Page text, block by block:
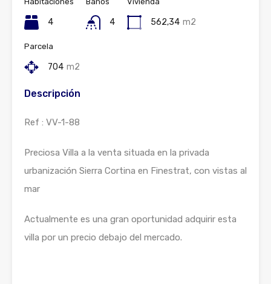
4 4 562,34 m2
Parcela
704 m2
Descripción
Ref : VV-1-88
Preciosa Villa a la venta situada en la privada
urbanización Sierra Cortina en Finestrat, con vistas al
mar
Actualmente es una gran oportunidad adquirir esta
villa por un precio debajo del mercado.